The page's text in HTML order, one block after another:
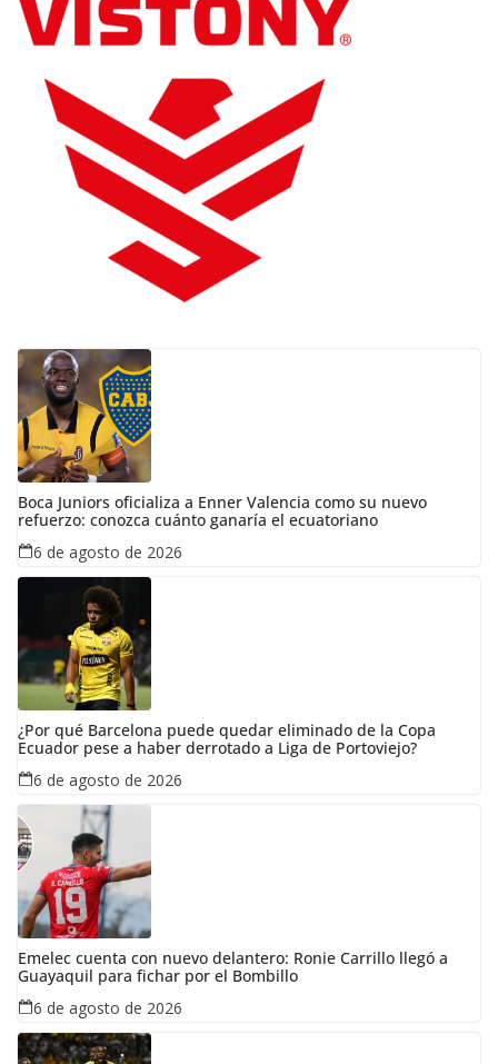
Boca Juniors oficializa a Enner Valencia como su nuevo
refuerzo: conozca cuánto ganaría el ecuatoriano
6 de agosto de 2026
¿Por qué Barcelona puede quedar eliminado de la Copa
Ecuador pese a haber derrotado a Liga de Portoviejo?
6 de agosto de 2026
Emelec cuenta con nuevo delantero: Ronie Carrillo llegó a
Guayaquil para fichar por el Bombillo
6 de agosto de 2026